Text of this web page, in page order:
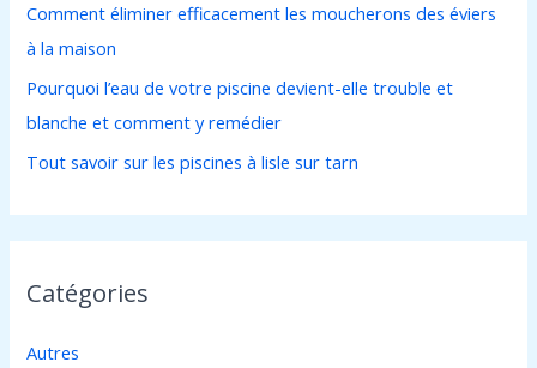
:
Comment éliminer efficacement les moucherons des éviers
à la maison
Pourquoi l’eau de votre piscine devient-elle trouble et
blanche et comment y remédier
Tout savoir sur les piscines à lisle sur tarn
Catégories
Autres